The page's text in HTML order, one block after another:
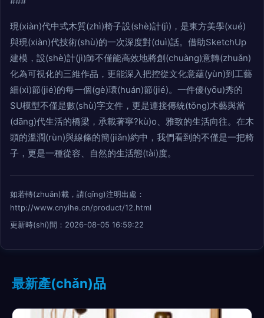
現(xiàn)代中式木質(zhì)椅子設(shè)計(jì)，是東方美學(xué)
與現(xiàn)代技術(shù)的一次深度對(duì)話。借助SketchUp
建模，設(shè)計(jì)師不僅能高效地將創(chuàng)意轉(zhuǎn)
化為可視化的三維作品，更能深入把控從文化意蘊(yùn)到工藝
細(xì)節(jié)的每一個(gè)環(huán)節(jié)。一件優(yōu)秀的
SU模型不僅是數(shù)字文件，更是連接傳統(tǒng)木藝與當
(dāng)代生活的橋梁，承載著寧?kù)o、雅致的生活向往。在木
頭的溫潤(rùn)與線條的簡(jiǎn)約中，我們看到的不僅是一把椅
子，更是一種從容、自然的生活態(tài)度。
如若轉(zhuǎn)載，請(qǐng)注明出處：
http://www.cnyihe.cn/product/12.html
更新時(shí)間：2026-08-05 16:59:22
最新產(chǎn)品